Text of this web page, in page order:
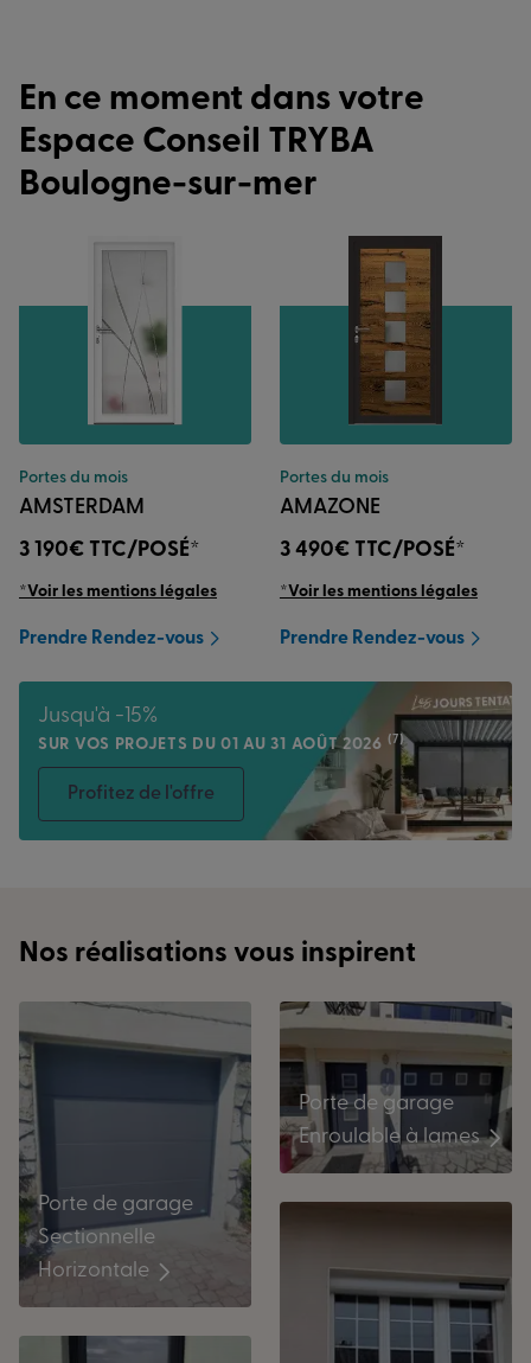
En ce moment dans votre
Espace Conseil TRYBA
Boulogne-sur-mer
Portes du mois
AMSTERDAM
3 190€ TTC/POSÉ*
*Voir les mentions légales
Prendre Rendez-vous
Portes du mois
AMAZONE
3 490€ TTC/POSÉ*
*Voir les mentions légales
Prendre Rendez-vous
Jusqu'à -15%
SUR VOS PROJETS DU 01 AU 31 AOÛT 2026 (7)
Profitez de l'offre
Nos réalisations vous inspirent
Porte de garage
Sectionnelle
Horizontale
Porte de garage
Enroulable à lames